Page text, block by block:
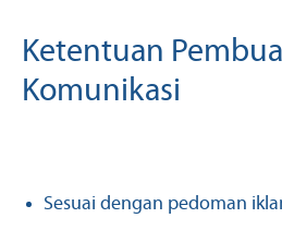
Ketentuan
Komunikasi
Sesuai dengan pedoman